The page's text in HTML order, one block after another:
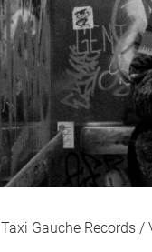
Taxi Gauche Records /